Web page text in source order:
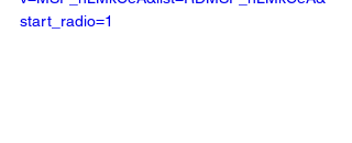
start_radio=1